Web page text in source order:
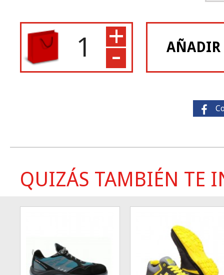
AÑADIR
+
-
QUIZÁS TAMBIÉN TE